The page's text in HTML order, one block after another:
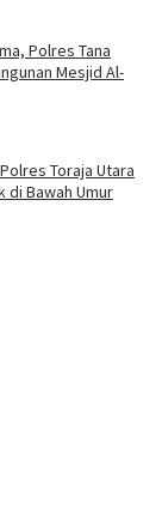
Polres Tana
Mesjid Al-
Toraja Utara
di Bawah Umur